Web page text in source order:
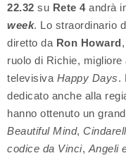
22.32 su Rete 4 andrà
week. Lo straordinario
diretto da Ron Howard
ruolo di Richie,
televisiva Happy Days.
dedicato anche alla
hanno ottenuto un
Beautiful Mind,
codice da Vinci, Angeli